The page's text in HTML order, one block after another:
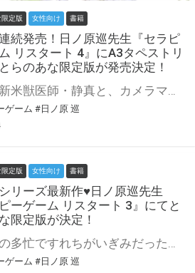
限定版 女性向け 書籍
続発売！日ノ原巡先生『セラピ
リスタート 4』にA3タペストリ
らのあな限定版が発売決定！
多忙な新米獣医師・静真と、カメラマンの湊。 同棲に向け、何度かすれ違いで内見をキャンセルしつつ、ようやくこだわり派の湊が納得する物件に出会うことができる。 今度こそ一緒に内見に訪れ、ますます気に入るふたりだが、ふとしたことで大家さんにふたりの関係を悟られてしまい……!? 一緒に暮らせればいい、という二人の願いを叶える家に出会えるのか!? 超人気カップル静真×湊の同棲篇、連続刊行の第４巻!! 日ノ原巡先生の大人気シリーズ、ディアプラス・コミックス『セラピーゲーム リスタート』二か月連続発売！第4巻が5月1日に発売♥ とらのあなでは刊行を記念して、A3タペストリー付きとらのあな限定版を発売致します！ とらのあな各店・通販にて予約開始。 とらのあな限定版は数量限定生産となりますので、お早めにご予約下さい♥
ゲーム #日ノ原 巡
限定版 女性向け 書籍
リーズ最新作♥日ノ原巡先生
ピーゲーム リスタート 3』にてと
限定版が決定！
お互いの多忙ですれちがいぎみだった湊と静真。 一緒の時間をふやそうと、同棲にむけて物件探しを進める。 気に入った物件に内見の予約を入れたものの……!? 超人気カップル静真×湊の同棲篇第３巻!! 日ノ原巡先生の大人気シリーズ『セラピーゲーム リスタート』最新3巻が4月1日に発売決定♥ とらのあなでは刊行を記念して、A3タペストリー付きとらのあな限定版を発売致します！ とらのあな各店・通販にて予約開始。 とらのあな限定版は数量限定生産となりますので、お早めにご予約下さい♥
ゲーム #日ノ原 巡